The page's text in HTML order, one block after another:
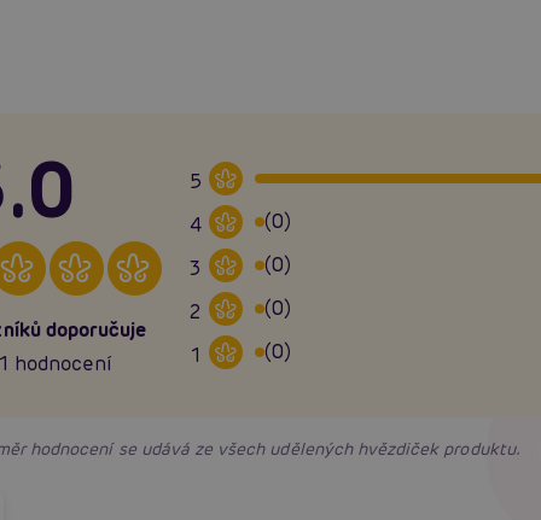
doporučuje
hodnocení
5
4
(0)
3
(0)
2
(0)
1
(0)
hodnocení se udává ze všech udělených hvězdiček produktu.